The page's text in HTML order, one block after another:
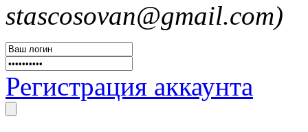
stascosovan@gmail.com)
Регистрация аккаунта